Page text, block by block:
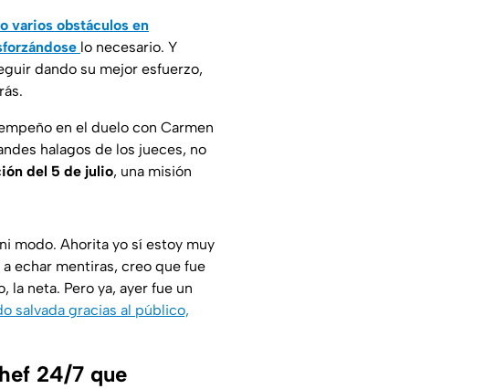
varios obstáculos en
lo necesario. Y
dando su mejor esfuerzo,
en el duelo con Carmen
halagos de los jueces, no
del 5 de julio, una misión
modo. Ahorita yo sí estoy muy
echar mentiras, creo que fue
neta. Pero ya, ayer fue un
salvada gracias al público,
24/7 que